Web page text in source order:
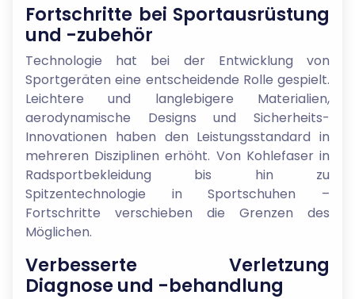
Fortschritte bei Sportausrüstung
und -zubehör
Technologie hat bei der Entwicklung von
Sportgeräten eine entscheidende Rolle gespielt.
Leichtere und langlebigere Materialien,
aerodynamische Designs und Sicherheits-
Innovationen haben den Leistungsstandard in
mehreren Disziplinen erhöht. Von Kohlefaser in
Radsportbekleidung bis hin zu
Spitzentechnologie in Sportschuhen –
Fortschritte verschieben die Grenzen des
Möglichen.
Verbesserte Verletzung
Diagnose und -behandlung